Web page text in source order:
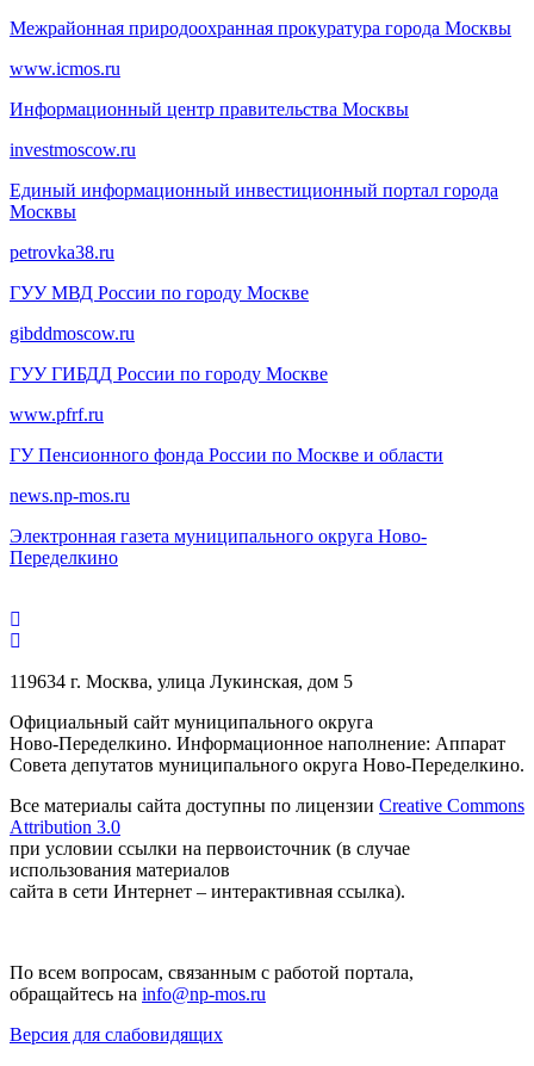
Межрайонная природоохранная прокуратура города Москвы
www.icmos.ru
Информационный центр правительства Москвы
investmoscow.ru
Единый информационный инвестиционный портал города
Москвы
petrovka38.ru
ГУУ МВД России по городу Москве
gibddmoscow.ru
ГУУ ГИБДД России по городу Москве
www.pfrf.ru
ГУ Пенсионного фонда России по Москве и области
news.np-mos.ru
Электронная газета муниципального округа Ново-
Переделкино
119634 г. Москва, улица Лукинская, дом 5
Официальный сайт муниципального округа
Ново-Переделкино. Информационное наполнение: Аппарат
Совета депутатов муниципального округа Ново-Переделкино.
Все материалы сайта доступны по лицензии Creative Commons
Attribution 3.0
при условии ссылки на первоисточник (в случае
использования материалов
сайта в сети Интернет – интерактивная ссылка).
По всем вопросам, связанным с работой портала,
обращайтесь на info@np-mos.ru
Версия для слабовидящих